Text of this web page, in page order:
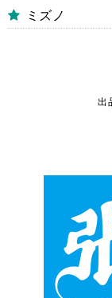
ミズノ
出